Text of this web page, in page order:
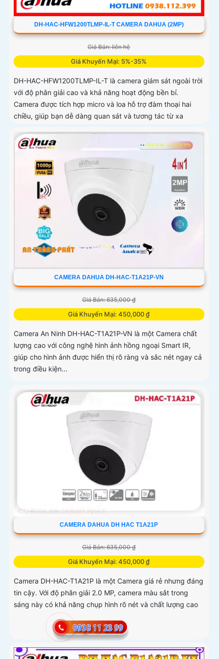
DH-HAC-HFW1200TLMP-IL-T CAMERA DAHUA (2MP)
Giá Bán: liên hệ
Giá Khuyến Mại: 5%-35%
DH-HAC-HFW1200TLMP-IL-T là camera giám sát ngoài trời
với độ phân giải cao và khả năng hoạt động bền bỉ.
Camera được tích hợp micro và loa hỗ trợ đàm thoại hai
chiều, giúp bạn dễ dàng quan sát và tương tác từ xa
CAMERA DAHUA DH-HAC-T1A21P-VN
Giá Bán: 635,000 ₫
Giá Khuyến Mại: 450,000 ₫
Camera An Ninh DH-HAC-T1A21P-VN là một Camera chất
lượng cao với công nghệ hình ảnh hồng ngoại Smart IR,
giúp cho hình ảnh được hiển thị rõ ràng và sắc nét ngay cả
trong điều kiện...
CAMERA DAHUA DH HAC T1A21P
Giá Bán: 635,000 ₫
Giá Khuyến Mại: 450,000 ₫
Camera DH-HAC-T1A21P là một Camera giá rẻ nhưng đáng
tin cậy. Với độ phân giải 2.0 MP, camera màu sắt trong
sáng này có khả năng chụp hình rõ nét và chất lượng cao